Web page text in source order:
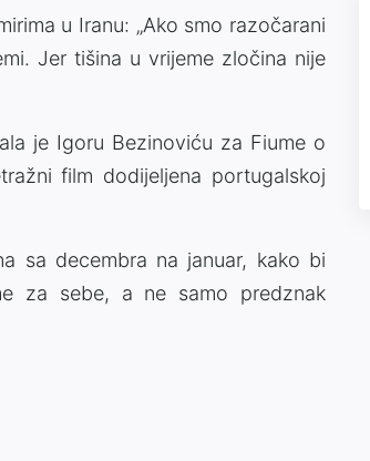
u Iranu: „Ako smo razočarani
Jer tišina u vrijeme zločina nije
je Igoru Bezinoviću za Fiume o
film dodijeljena portugalskoj
sa decembra na januar, kako bi
za sebe, a ne samo predznak